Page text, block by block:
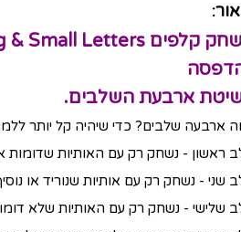
ארבעת השלבים.
ארבעה שלבים? כדי שיהיה קל יותר
ראשון - נשחק רק עם האותיות שדומות
שני - נשחק רק עם אותיות שנוריד או
שלישי - נשחק רק עם האותיות שלא